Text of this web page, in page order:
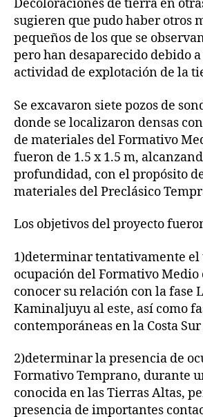
Decoloraciones de tierra en
sugieren que pudo haber otros
pequeños de los que se
pero han desaparecido debido
actividad de explotación de la
Se excavaron siete pozos de
donde se localizaron densas
de materiales del Formativo
fueron de 1.5 x 1.5 m,
profundidad, con el propósito
materiales del Preclásico
Los objetivos del proyecto
1)determinar tentativamente el
ocupación del Formativo Medio
conocer su relación con la fase
Kaminaljuyu al este, así como
contemporáneas en la Costa
2)determinar la presencia de
Formativo Temprano, durante
conocida en las Tierras Altas,
presencia de importantes